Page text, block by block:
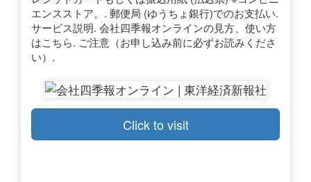
エンスストア。. 郵便局 (ゆうちょ銀行)でのお支払い.
サービス説明. 会社四季報オンラインの見方、使い方
はこちら. ご注意（お申し込み前に必ずお読みくださ
い）.
Click to visit